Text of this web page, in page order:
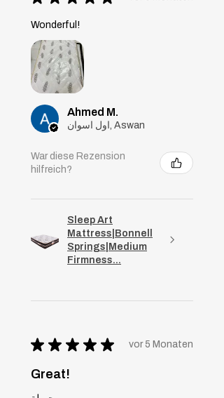
Wonderful!
Ahmed M.
اول اسوان, Aswan
War diese Rezension
hilfreich?
Sleep Art
Mattress|Bonnell
Springs|Medium
Firmness...
★ ★ ★ ★ ★ vor 5 Monaten
Great!